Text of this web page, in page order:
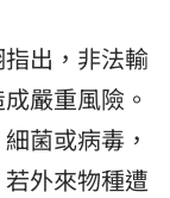
出，非法輸
嚴重風險。
菌或病毒，
外來物種遭